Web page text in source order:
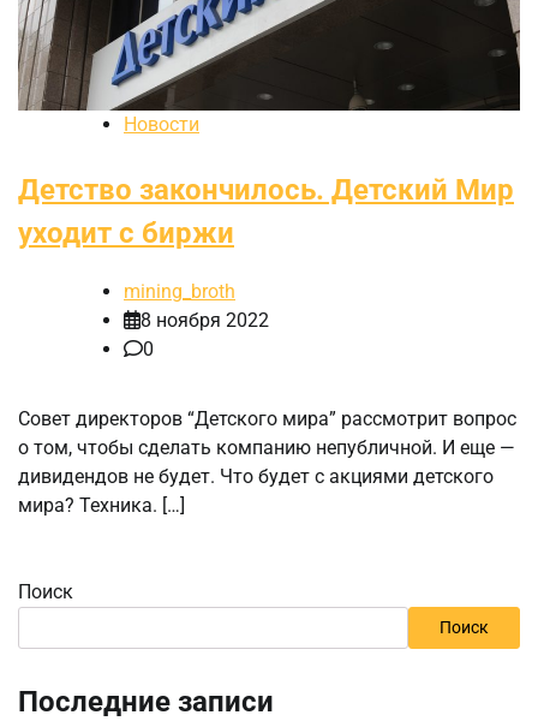
Новости
Детство закончилось. Детский Мир
уходит с биржи
mining_broth
8 ноября 2022
0
Совет директоров “Детского мира” рассмотрит вопрос
о том, чтобы сделать компанию непубличной. И еще —
дивидендов не будет. Что будет с акциями детского
мира? Техника. […]
Поиск
Поиск
Последние записи